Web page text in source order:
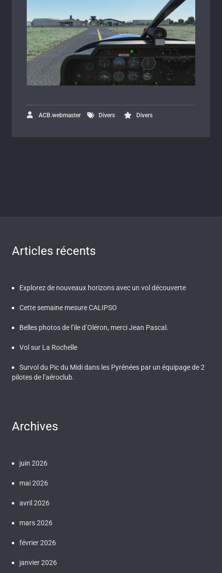
ACB.webmaster Divers Divers
Articles récents
Explorez de nouveaux horizons avec un vol découverte
Cette semaine mesure CALIPSO
Belles photos de l’ile d’Oléron, merci Jean Pascal.
Vol sur La Rochelle
Survol du Pic du Midi dans les Pyrénées par un équipage de 2
pilotes de l’aéroclub.
Archives
juin 2026
mai 2026
avril 2026
mars 2026
février 2026
janvier 2026